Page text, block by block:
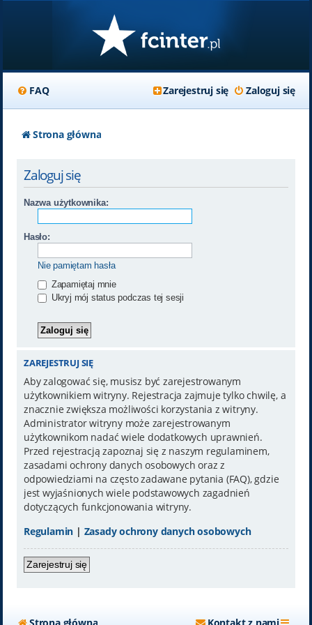
FAQ Zaloguj się
Zarejestruj się
Strona główna
Zaloguj się
Nazwa użytkownika:
Hasło:
Nie pamiętam hasła
Zapamiętaj mnie
Ukryj mój status podczas tej sesji
ZAREJESTRUJ SIĘ
Aby zalogować się, musisz być zarejestrowanym
użytkownikiem witryny. Rejestracja zajmuje tylko chwilę, a
znacznie zwiększa możliwości korzystania z witryny.
Administrator witryny może zarejestrowanym
użytkownikom nadać wiele dodatkowych uprawnień.
Przed rejestracją zapoznaj się z naszym regulaminem,
zasadami ochrony danych osobowych oraz z
odpowiedziami na często zadawane pytania (FAQ), gdzie
jest wyjaśnionych wiele podstawowych zagadnień
dotyczących funkcjonowania witryny.
Regulamin | Zasady ochrony danych osobowych
Zarejestruj się
Strona główna Kontakt z nami